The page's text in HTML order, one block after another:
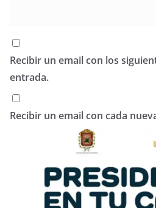
Recibir un email con los
entrada.
Recibir un email con cada